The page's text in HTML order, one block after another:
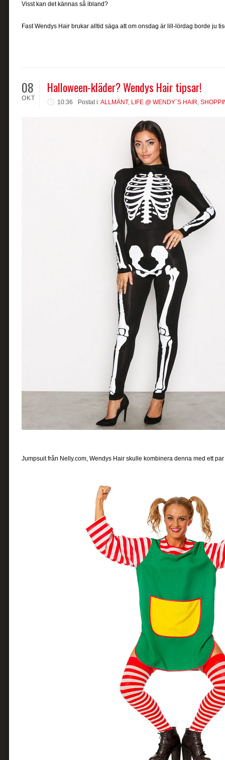
Visst kan det kännas så ibland?
Fast Wendys Hair brukar alltid säga att om onsdag är lill-lördag borde ju
08
OKT
Halloween-kläder? Wendys Hair tipsar!
10:36 Postat i:ALLMÄNT, LIFE @ WENDY´S HAIR,
Jumpsuit från Nelly.com, Wendys Hair skulle kombinera denna med ett